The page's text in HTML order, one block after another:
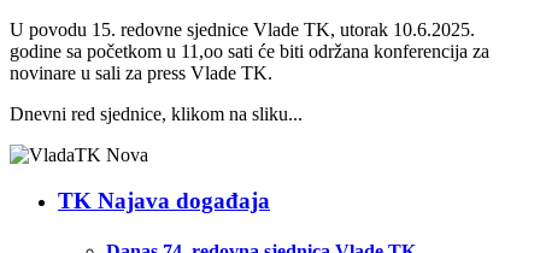
U povodu 15. redovne sjednice Vlade TK, utorak 10.6.2025.
godine sa početkom u 11,oo sati će biti održana konferencija za
novinare u sali za press Vlade TK.
Dnevni red sjednice, klikom na sliku...
TK Najava događaja